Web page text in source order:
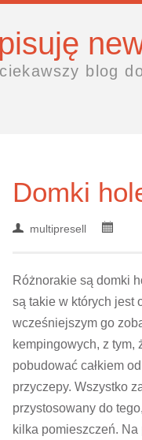
blog
Domki
multipresell
Różnorakie są domki
są takie w których jest
wcześniejszym go
kempingowych, z tym,
pobudować całkiem
przyczepy. Wszystko
przystosowany do
kilka pomieszczeń.